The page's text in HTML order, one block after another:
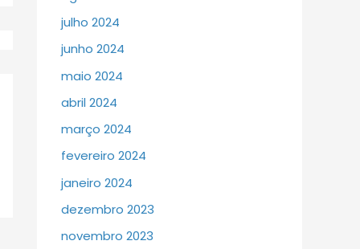
julho 2024
junho 2024
maio 2024
abril 2024
março 2024
fevereiro 2024
janeiro 2024
dezembro 2023
novembro 2023